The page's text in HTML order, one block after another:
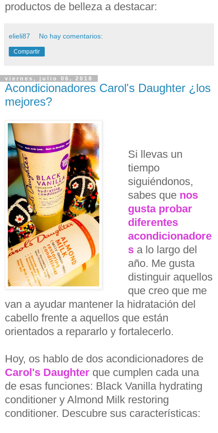
productos de belleza a destacar:
elieli87 No hay comentarios:
Compartir
viernes, julio 06, 2018
Acondicionadores Carol's Daughter ¿los
mejores?
Si llevas un
tiempo
siguiéndonos,
sabes que nos
gusta probar
diferentes
acondicionadore
s a lo largo del
año. Me gusta
distinguir aquellos
que creo que me
van a ayudar mantener la hidratación del
cabello frente a aquellos que están
orientados a repararlo y fortalecerlo.
Hoy, os hablo de dos acondicionadores de
Carol's Daughter que cumplen cada una
de esas funciones: Black Vanilla hydrating
conditioner y Almond Milk restoring
conditioner. Descubre sus características: